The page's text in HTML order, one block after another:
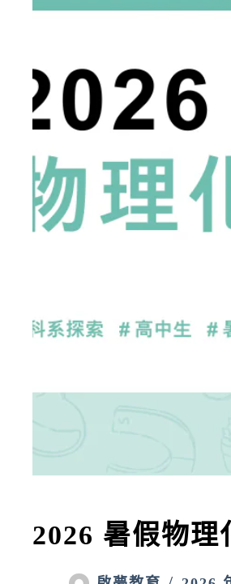
2026 暑假物理